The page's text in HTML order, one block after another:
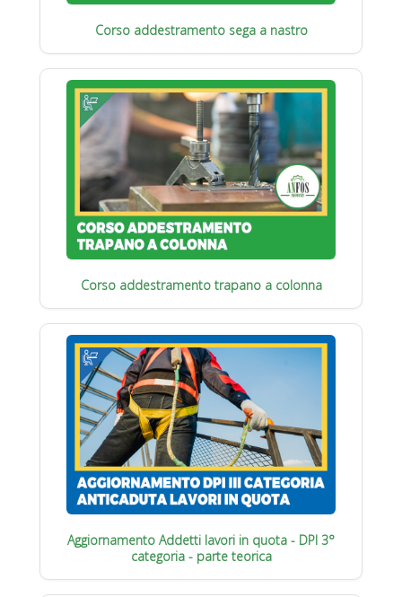
Corso addestramento sega a nastro
Corso addestramento trapano a colonna
Aggiornamento Addetti lavori in quota - DPI 3°
categoria - parte teorica